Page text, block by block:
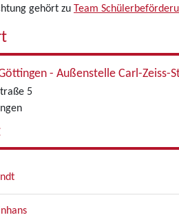
gehört zu Team
- Außenstelle Carl-Zeiss-
5